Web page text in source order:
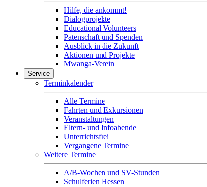
Hilfe, die ankommt!
Dialogprojekte
Educational Volunteers
Patenschaft und Spenden
Ausblick in die Zukunft
Aktionen und Projekte
Mwanga-Verein
Service
Terminkalender
Alle Termine
Fahrten und Exkursionen
Veranstaltungen
Eltern- und Infoabende
Unterrichtsfrei
Vergangene Termine
Weitere Termine
A/B-Wochen und SV-Stunden
Schulferien Hessen